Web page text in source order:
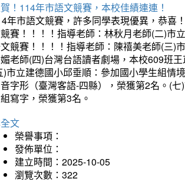
！114年市語文競賽，本校佳績連連！
年市語文競賽，許多同學表現優異，恭喜
賽！！！！指導老師：林秋月老師(二)市
競賽！！！！指導老師：陳禧美老師(三)
老師(四)台灣台語讀者劇場，本校609班
)市立建德國小邱垂順：參加國小學生組情
字形（臺灣客語-四縣），榮獲第2名。(
寫字，榮獲第3名。
文
榮譽事項：
發佈單位：
建立時間：2025-10-05
瀏覽次數：322